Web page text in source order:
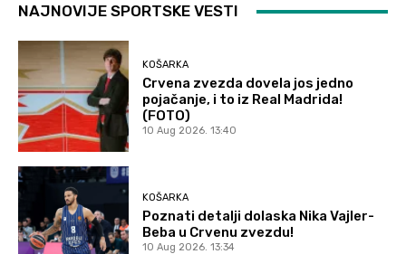
NAJNOVIJE SPORTSKE VESTI
KOŠARKA
Crvena zvezda dovela jos jedno
pojačanje, i to iz Real Madrida!
(FOTO)
10 Aug 2026. 13:40
KOŠARKA
Poznati detalji dolaska Nika Vajler-
Beba u Crvenu zvezdu!
10 Aug 2026. 13:34